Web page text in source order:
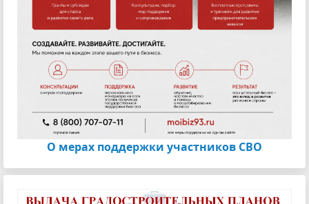
О мерах поддержки участников СВО